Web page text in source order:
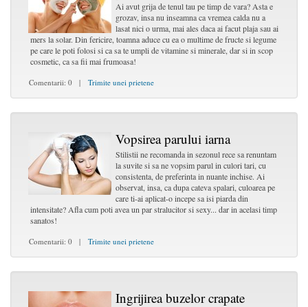
Ai avut grija de tenul tau pe timp de vara? Asta e
grozav, insa nu inseamna ca vremea calda nu a
lasat nici o urma, mai ales daca ai facut plaja sau ai
mers la solar. Din fericire, toamna aduce cu ea o multime de fructe si legume
pe care le poti folosi si ca sa te umpli de vitamine si minerale, dar si in scop
cosmetic, ca sa fii mai frumoasa!
Comentarii: 0 | Trimite unei prietene
Vopsirea parului iarna
Stilistii ne recomanda in sezonul rece sa renuntam
la suvite si sa ne vopsim parul in culori tari, cu
consistenta, de preferinta in nuante inchise. Ai
observat, insa, ca dupa cateva spalari, culoarea pe
care ti-ai aplicat-o incepe sa isi piarda din
intensitate? Afla cum poti avea un par stralucitor si sexy... dar in acelasi timp
sanatos!
Comentarii: 0 | Trimite unei prietene
Ingrijirea buzelor crapate